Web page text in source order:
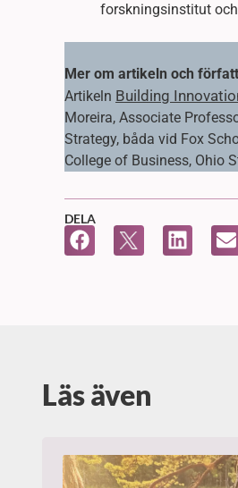
forskningsinstitut
Mer om artikeln och
Artikeln Building
Moreira, Associate
Strategy, båda vid Fox
College of Business, Ohio
DELA
Läs även